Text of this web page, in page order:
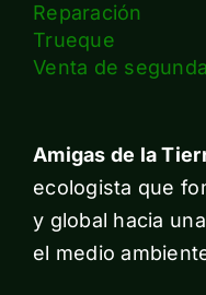
Reparación
Trueque
Venta de
Amigas de la
ecologista que
y global hacia
el medio